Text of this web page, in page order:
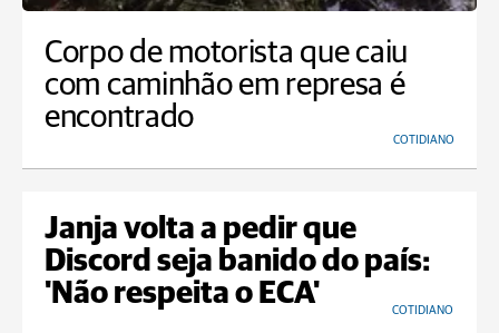
Corpo de motorista que caiu
com caminhão em represa é
encontrado
COTIDIANO
Janja volta a pedir que
Discord seja banido do país:
'Não respeita o ECA'
COTIDIANO